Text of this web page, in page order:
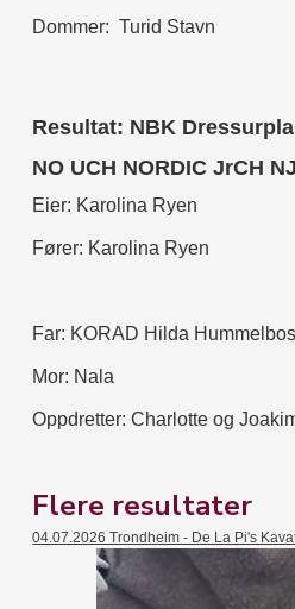
Dommer: Turid Stavn
Resultat: NBK
NO UCH NORDIC JrCH
Eier: Karolina Ryen
Fører: Karolina Ryen
Far: KORAD Hilda
Mor: Nala
Oppdretter: Charlotte og
Flere resultater
04.07.2026 Trondheim - De La Pi's